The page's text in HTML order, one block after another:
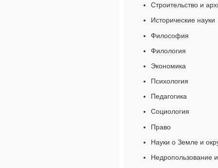
Строительство и
Исторические науки
Философия
Филология
Экономика
Психология
Педагогика
Социология
Право
Науки о Земле и
Недропользование